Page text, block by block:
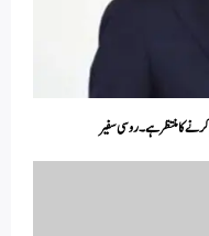
کا منتظر ہے۔ روسی سفیر